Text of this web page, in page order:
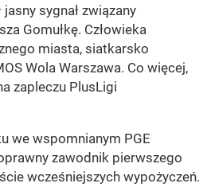
sygnał związany
Gomułkę. Człowieka
miasta, siatkarsko
Wola Warszawa. Co więcej,
zapleczu PlusLigi
we wspomnianym PGE
zawodnik pierwszego
wcześniejszych wypożyczeń.